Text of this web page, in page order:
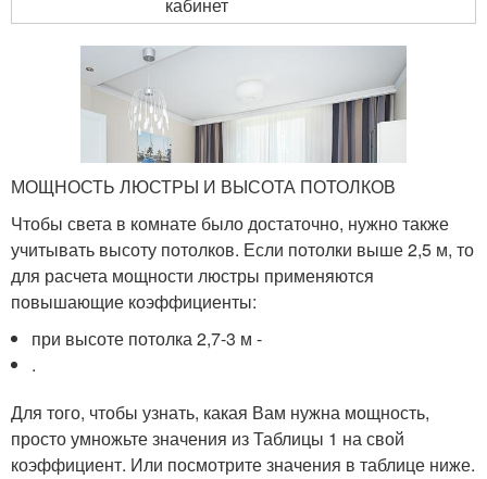
кабинет
МОЩНОСТЬ ЛЮСТРЫ И ВЫСОТА ПОТОЛКОВ
Чтобы света в комнате было достаточно, нужно также
учитывать высоту потолков. Если потолки выше 2,5 м, то
для расчета мощности люстры применяются
повышающие коэффициенты:
при высоте потолка 2,7-3 м -
.
Для того, чтобы узнать, какая Вам нужна мощность,
просто умножьте значения из Таблицы 1 на свой
коэффициент. Или посмотрите значения в таблице ниже.